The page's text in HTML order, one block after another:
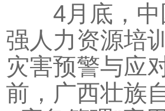
4月底，中
强人力资源培
灾害预警与应
前，广西壮族